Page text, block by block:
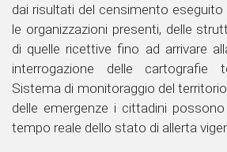
dai risultati del censimento
le organizzazioni presenti, delle
di quelle ricettive fino ad arrivare
interrogazione delle cartografie
Sistema di monitoraggio del
delle emergenze i cittadini
tempo reale dello stato di allerta